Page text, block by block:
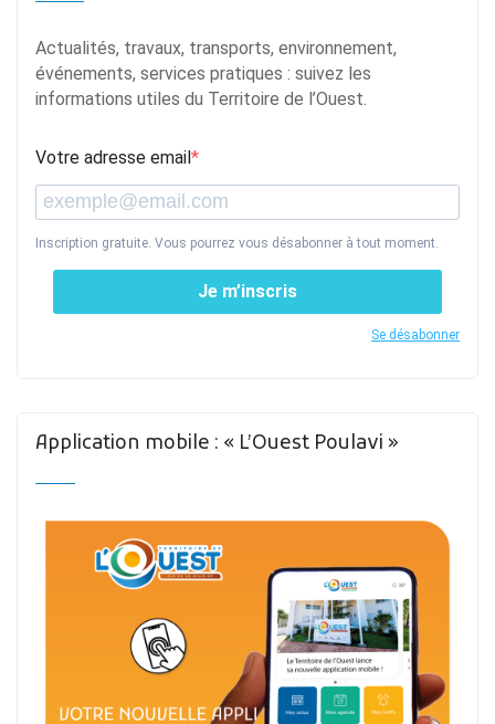
Actualités, travaux, transports, environnement,
événements, services pratiques : suivez les
informations utiles du Territoire de l’Ouest.
Votre adresse email
Inscription gratuite. Vous pourrez vous désabonner à tout moment.
Je m’inscris
Se désabonner
Application mobile : « L’Ouest Poulavi »